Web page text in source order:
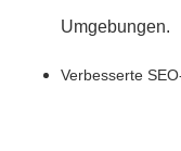
Umgebungen.
Verbesserte